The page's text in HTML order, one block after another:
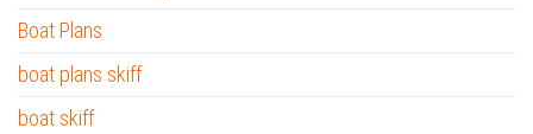
Boat Plans
boat plans skiff
boat skiff